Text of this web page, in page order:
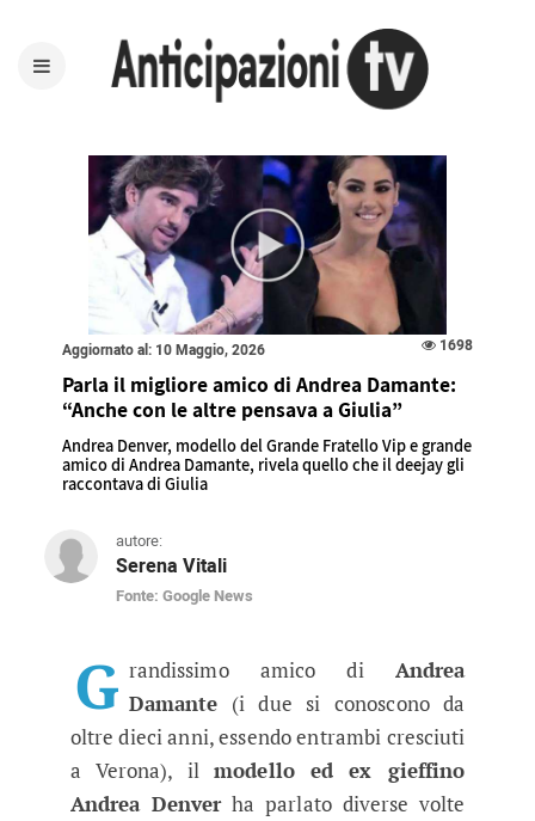
Aggiornato al: 10 Maggio, 2026 1698
Parla il migliore amico di Andrea Damante:
“Anche con le altre pensava a Giulia”
Andrea Denver, modello del Grande Fratello Vip e grande
amico di Andrea Damante, rivela quello che il deejay gli
raccontava di Giulia
autore:
Serena Vitali
Fonte: Google News
Parla il migliore amico di
G randissimo amico di Andrea
Damante (i due si conoscono da
oltre dieci anni, essendo entrambi cresciuti
a Verona), ilmodello ed ex gieffino
Andrea Denverha parlato diverse volte